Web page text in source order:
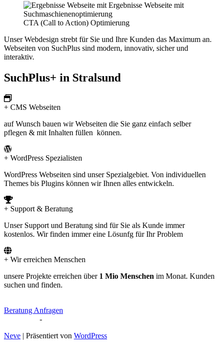
CTA (Call to Action) Optimierung
Unser Webdesign strebt für Sie und Ihre Kunden das Maximum an.
Webseiten von SuchPlus sind modern, innovativ, sicher und
interaktiv.
SuchPlus+ in Stralsund
+ CMS Webseiten
auf Wunsch bauen wir Webseiten die Sie ganz einfach selber
pflegen & mit Inhalten füllen können.
+ WordPress Spezialisten
WordPress Webseiten sind unser Spezialgebiet. Von individuellen
Themes bis Plugins können wir Ihnen alles entwickeln.
+ Support & Beratung
Unser Support und Beratung sind für Sie als Kunde immer
kostenlos. Wir finden immer eine Lösunfg für Ihr Problem
+ Wir erreichen Menschen
unsere Projekte erreichen über 1 Mio Menschen im Monat. Kunden
suchen und finden.
Beratung Anfragen
-
Neve | Präsentiert von WordPress